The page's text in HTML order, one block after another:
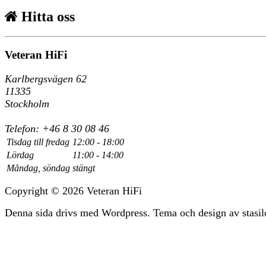
Hitta oss
Veteran HiFi
Karlbergsvägen 62
11335
Stockholm
Telefon: +46 8 30 08 46
Tisdag till fredag 12:00 - 18:00
Lördag
11:00 - 14:00
Måndag, söndag stängt
Copyright © 2026 Veteran HiFi
Denna sida drivs med Wordpress. Tema och design av